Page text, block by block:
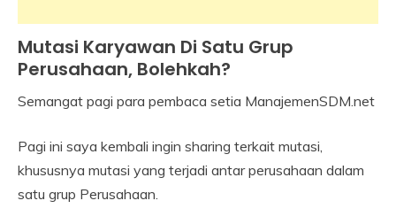
Industrial
Relation
Mutasi Karyawan Di Satu Grup
Perusahaan, Bolehkah?
2022
Semangat pagi para pembaca setia ManajemenSDM.net
Pagi ini saya kembali ingin sharing terkait mutasi,
khususnya mutasi yang terjadi antar perusahaan dalam
satu grup Perusahaan.